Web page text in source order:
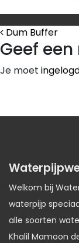
Bericht
Dum Buffer
Geef
Je moet
Welkom bij
waterpijp
alle soorten
Khalil Mamoon